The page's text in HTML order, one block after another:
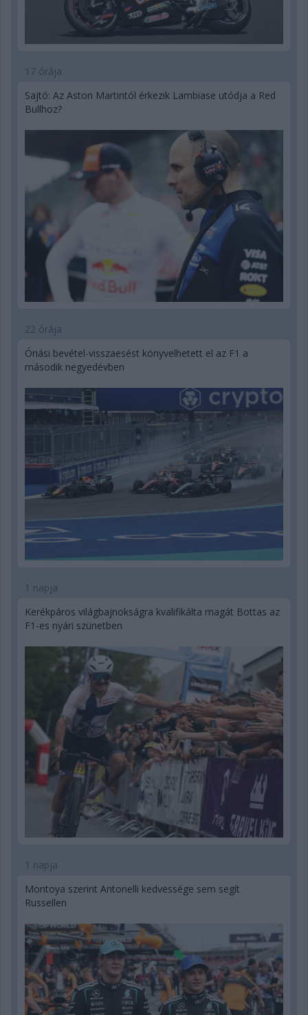
17 órája
Sajtó: Az Aston Martintól érkezik Lambiase utódja a Red
Bullhoz?
22 órája
Óriási bevétel-visszaesést könyvelhetett el az F1 a
második negyedévben
1 napja
Kerékpáros világbajnokságra kvalifikálta magát Bottas az
F1-es nyári szünetben
1 napja
Montoya szerint Antonelli kedvessége sem segít
Russellen